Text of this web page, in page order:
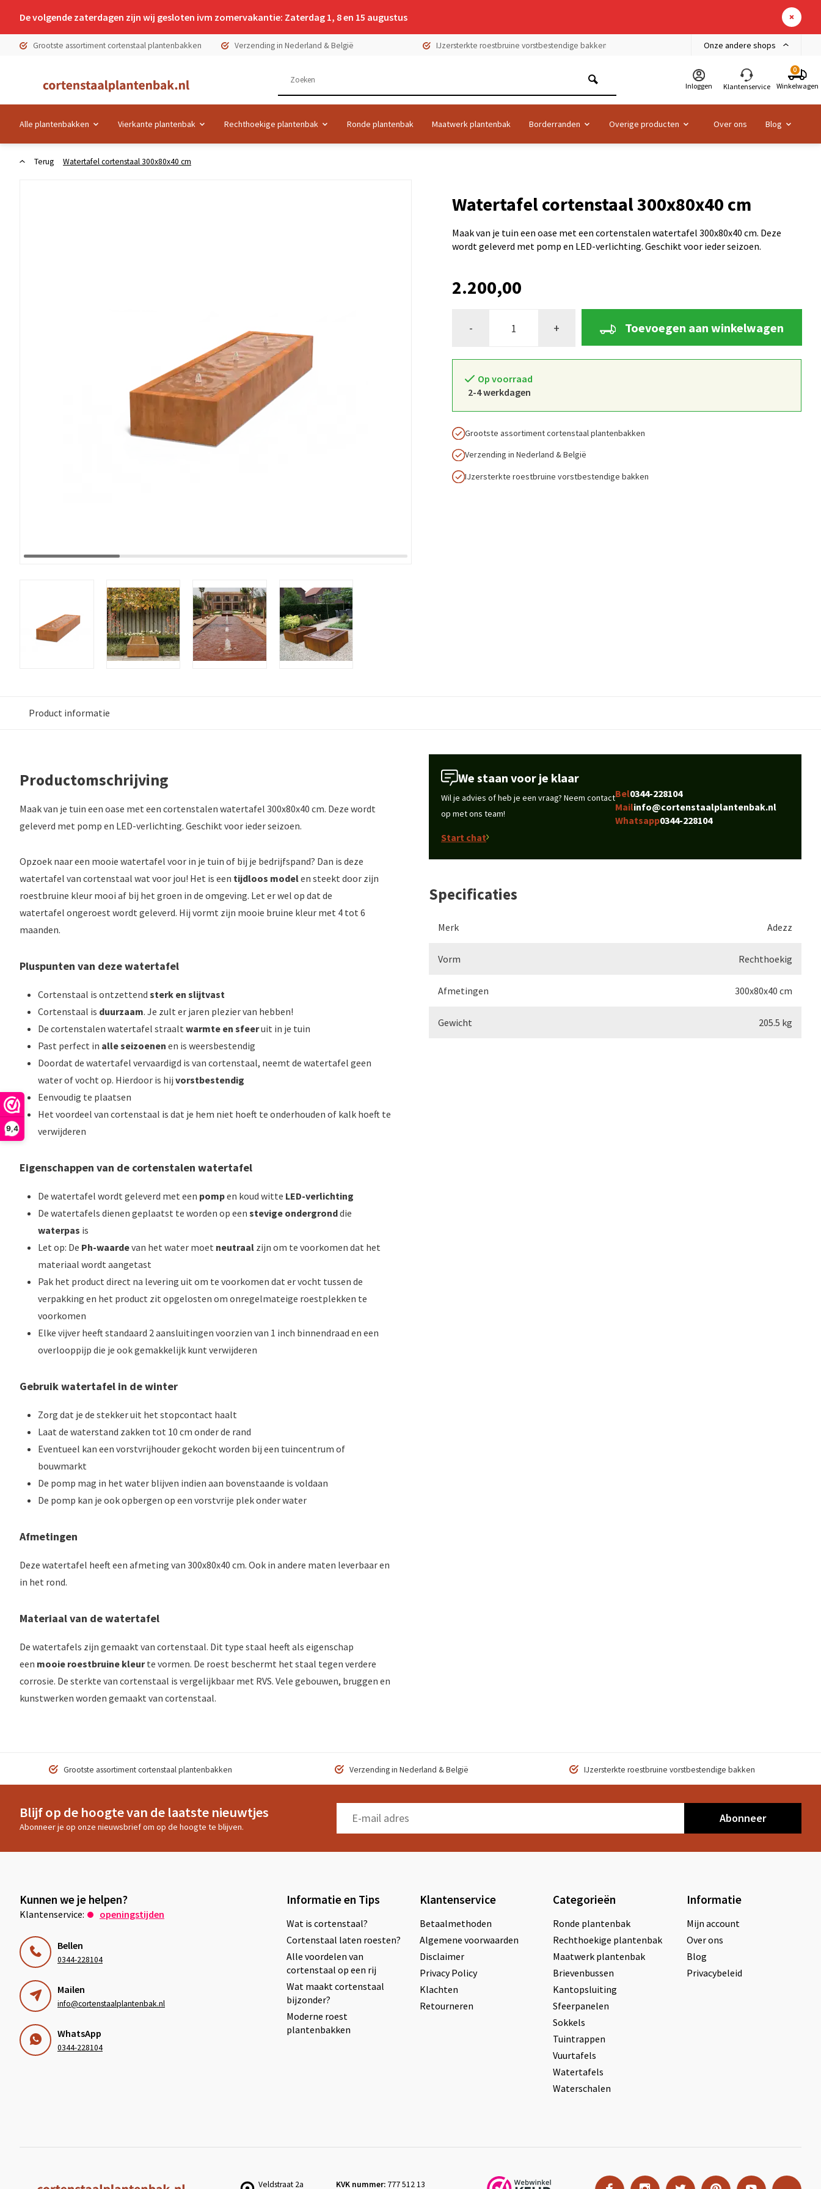
9,4
De volgende zaterdagen zijn wij gesloten ivm zomervakantie: Zaterdag 1, 8 en 15 augustus
Grootste assortiment cortenstaal plantenbakken Verzending in Nederland & België IJzersterkte roestbruine vorstbestendige bakken Onze andere shops
Inloggen Klantenservice
0
Winkelwagen
Alle plantenbakken Vierkante plantenbak Rechthoekige plantenbak Ronde plantenbak Maatwerk plantenbak Borderranden Overige producten Over ons Blog
Terug Watertafel cortenstaal 300x80x40 cm
Watertafel cortenstaal 300x80x40 cm
Maak van je tuin een oase met een cortenstalen watertafel 300x80x40 cm. Deze
wordt geleverd met pomp en LED-verlichting. Geschikt voor ieder seizoen.
2.200,00
- + Toevoegen aan winkelwagen
Op voorraad
2-4 werkdagen
Grootste assortiment cortenstaal plantenbakken
Verzending in Nederland & België
IJzersterkte roestbruine vorstbestendige bakken
Product informatie
Productomschrijving
Maak van je tuin een oase met een cortenstalen watertafel 300x80x40 cm. Deze wordt
geleverd met pomp en LED-verlichting. Geschikt voor ieder seizoen.
Opzoek naar een mooie watertafel voor in je tuin of bij je bedrijfspand? Dan is deze
watertafel van cortenstaal wat voor jou! Het is een tijdloos modelen steekt door zijn
roestbruine kleur mooi af bij het groen in de omgeving. Let er wel op dat de
watertafel ongeroest wordt geleverd. Hij vormt zijn mooie bruine kleur met 4 tot 6
maanden.
Pluspunten van deze watertafel
Cortenstaal is ontzettend sterk en slijtvast
Cortenstaal is duurzaam. Je zult er jaren plezier van hebben!
De cortenstalen watertafel straalt warmte en sfeeruit in je tuin
Past perfect in alle seizoenen en is weersbestendig
Doordat de watertafel vervaardigd is van cortenstaal, neemt de watertafel geen
water of vocht op. Hierdoor is hij vorstbestendig
Eenvoudig te plaatsen
Het voordeel van cortenstaal is dat je hem niet hoeft te onderhouden of kalk hoeft te
verwijderen
Eigenschappen van de cortenstalen watertafel
De watertafel wordt geleverd met een pompen koud witte LED-verlichting
De watertafels dienen geplaatst te worden op een stevige ondergronddie
waterpas is
Let op: De Ph-waardevan het water moet neutraal zijn om te voorkomen dat het
materiaal wordt aangetast
Pak het product direct na levering uit om te voorkomen dat er vocht tussen de
verpakking en het product zit opgelosten om onregelmateige roestplekken te
voorkomen
Elke vijver heeft standaard 2 aansluitingen voorzien van 1 inch binnendraad en een
overlooppijp die je ook gemakkelijk kunt verwijderen
Gebruik watertafel in de winter
Zorg dat je de stekker uit het stopcontact haalt
Laat de waterstand zakken tot 10 cm onder de rand
Eventueel kan een vorstvrijhouder gekocht worden bij een tuincentrum of
bouwmarkt
De pomp mag in het water blijven indien aan bovenstaande is voldaan
De pomp kan je ook opbergen op een vorstvrije plek onder water
Afmetingen
Deze watertafel heeft een afmeting van 300x80x40 cm. Ook in andere maten leverbaar en
in het rond.
Materiaal van de watertafel
De watertafels zijn gemaakt van cortenstaal. Dit type staal heeft als eigenschap
een mooie roestbruine kleurte vormen. De roest beschermt het staal tegen verdere
corrosie. De sterkte van cortenstaal is vergelijkbaar met RVS. Vele gebouwen, bruggen en
kunstwerken worden gemaakt van cortenstaal.
We staan voor je klaar
Wil je advies of heb je een vraag? Neem contact
op met ons team!
Start chat
Bel0344-228104
Mailinfo@cortenstaalplantenbak.nl
Whatsapp0344-228104
Specificaties
Merk Adezz
Vorm Rechthoekig
Afmetingen 300x80x40 cm
Gewicht 205.5 kg
Grootste assortiment cortenstaal plantenbakken Verzending in Nederland & België IJzersterkte roestbruine vorstbestendige bakken
Blijf op de hoogte van de laatste nieuwtjes
Abonneer je op onze nieuwsbrief om op de hoogte te blijven.
Abonneer
Kunnen we je helpen?
Klantenservice: openingstijden
Bellen
0344-228104
Mailen
info@cortenstaalplantenbak.nl
WhatsApp
0344-228104
Informatie en Tips
Wat is cortenstaal?
Cortenstaal laten roesten?
Alle voordelen van
cortenstaal op een rij
Wat maakt cortenstaal
bijzonder?
Moderne roest
plantenbakken
Klantenservice
Betaalmethoden
Algemene voorwaarden
Disclaimer
Privacy Policy
Klachten
Retourneren
Categorieën
Ronde plantenbak
Rechthoekige plantenbak
Maatwerk plantenbak
Brievenbussen
Kantopsluiting
Sfeerpanelen
Sokkels
Tuintrappen
Vuurtafels
Watertafels
Waterschalen
Informatie
Mijn account
Over ons
Blog
Privacybeleid
Veldstraat 2a KVK nummer: 777 512 13